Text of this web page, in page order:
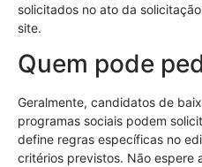
solicitados no ato da
site.
Quem pode
Geralmente, candidatos de
programas sociais podem
define regras específicas no
critérios previstos. Não espere